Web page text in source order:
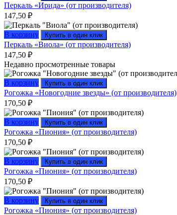
Перкаль «Ирида» (от производителя)
147,50 ₽
В корзину Купить в один клик
Перкаль «Виола» (от производителя)
147,50 ₽
Недавно просмотренные товары
В корзину Купить в один клик
Рогожка «Новогодние звезды» (от производителя)
170,50 ₽
В корзину Купить в один клик
Рогожка «Пиония» (от производителя)
170,50 ₽
В корзину Купить в один клик
Рогожка «Пиония» (от производителя)
170,50 ₽
В корзину Купить в один клик
Рогожка «Пиония» (от производителя)